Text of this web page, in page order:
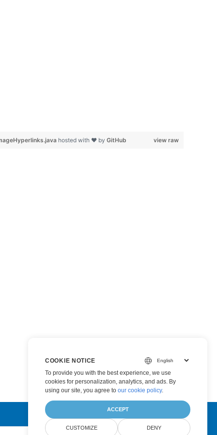
view raw
hosted with ❤ by GitHub
COOKIE NOTICE
To provide you with the best experience, we use
cookies for personalization, analytics, and ads. By
using our site, you agree to our cookie policy.
ACCEPT
CUSTOMIZE DENY